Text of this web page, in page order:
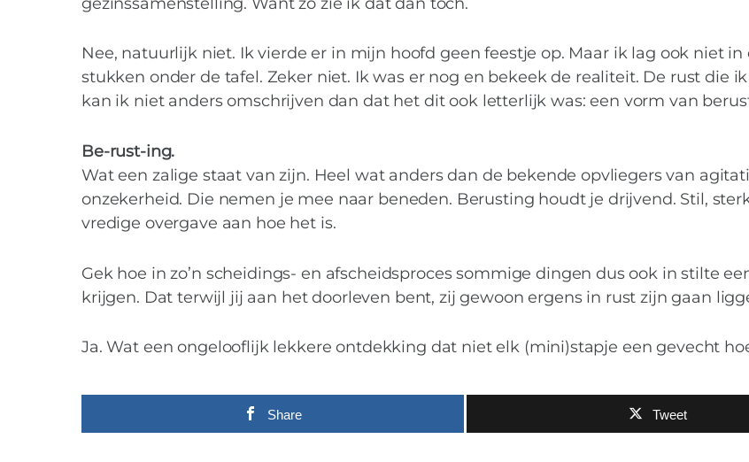
Ja, scheiden is lijden maar soms
Nee, natuurlijk niet. Ik vierde er in mijn hoofd geen feestje op. Maar ik lag ook niet in
stukken onder de tafel. Zeker niet. Ik was er nog en bekeek de realiteit. De rust die
kan ik niet anders omschrijven dan dat het dit ook letterlijk was: een vorm van
Be-rust-ing.
Wat een zalige staat van zijn. Heel wat anders dan de bekende opvliegers van
onzekerheid. Die nemen je mee naar beneden. Berusting houdt je drijvend. Stil,
vredige overgave aan hoe het is.
Gek hoe in zo’n scheidings- en afscheidsproces sommige dingen dus ook in stilte
krijgen. Dat terwijl jij aan het doorleven bent, zij gewoon ergens in rust zijn gaan
Ja. Wat een ongelooflijk lekkere ontdekking dat niet elk (mini)stapje een gevecht
Share Tweet